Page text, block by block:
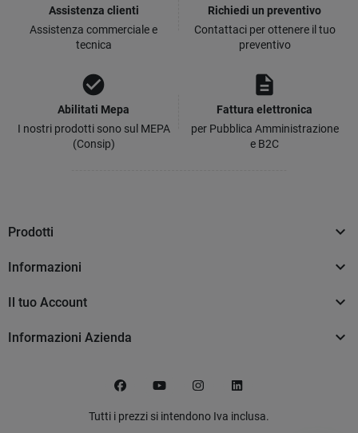
Assistenza clienti
Assistenza commerciale e
tecnica
Richiedi un preventivo
Contattaci per ottenere il tuo
preventivo
check_circle
Abilitati Mepa
I nostri prodotti sono sul MEPA
(Consip)
description
Fattura elettronica
per Pubblica Amministrazione
e B2C
Prodotti 
Informazioni 
Il tuo Account 
Informazioni Azienda 
Tutti i prezzi si intendono Iva inclusa.